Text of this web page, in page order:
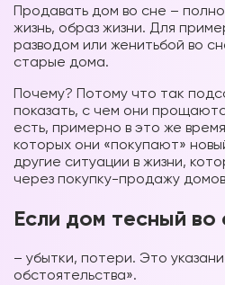
Продавать дом во сне –
жизнь, образ жизни. Для
разводом или женитьбой во
старые дома.
Почему? Потому что так
показать, с чем они
есть, примерно в это же
которых они «покупают»
другие ситуации в жизни,
через покупку-продажу
Если дом тесный во
– убытки, потери. Это
обстоятельства».